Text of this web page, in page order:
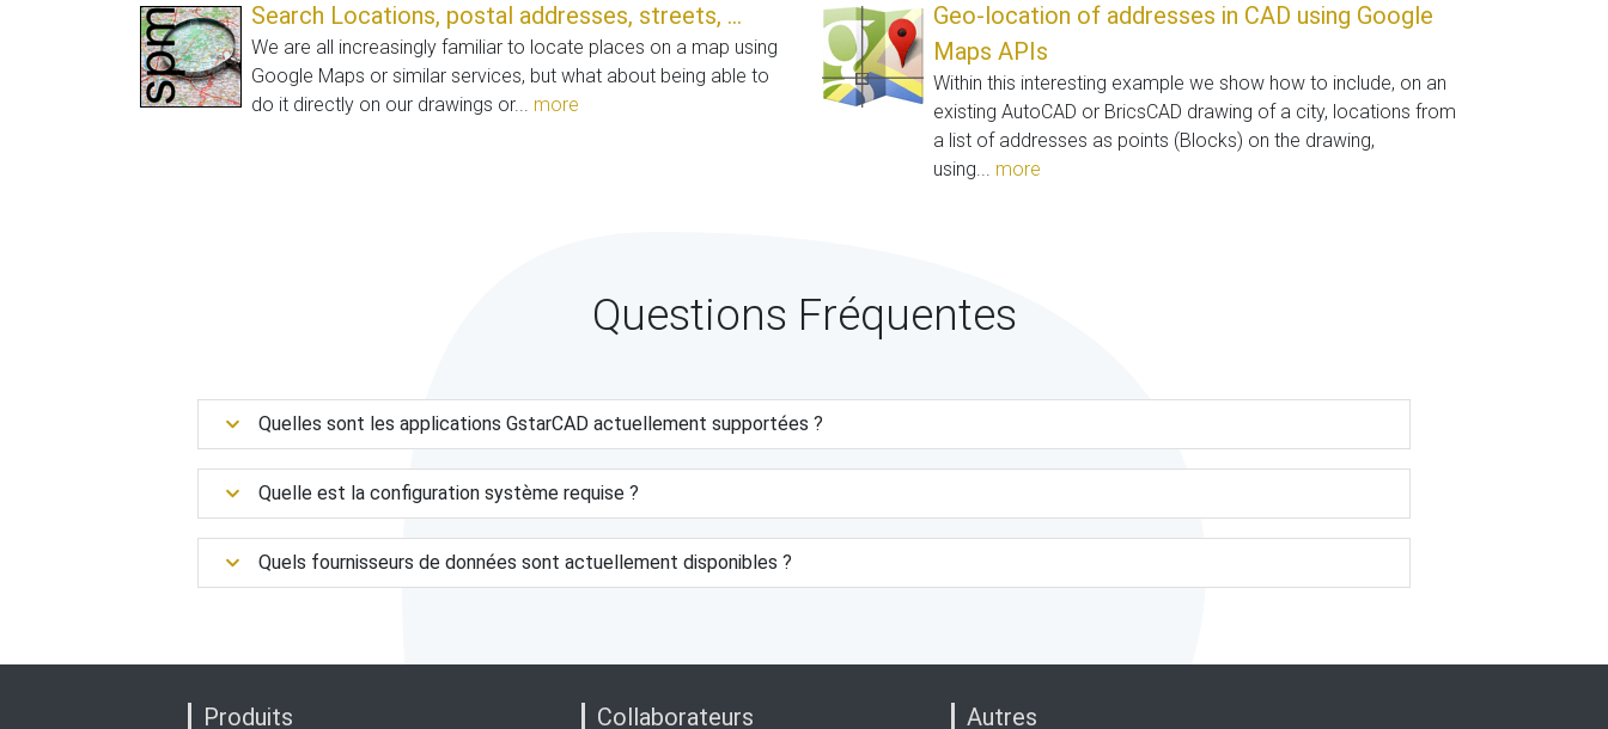
Search Locations, postal addresses, streets, ...
We are all increasingly familiar to locate places on a map using
Google Maps or similar services, but what about being able to
do it directly on our drawings or... more
Geo-location of addresses in CAD using Google
Maps APIs
Within this interesting example we show how to include, on an
existing AutoCAD or BricsCAD drawing of a city, locations from
a list of addresses as points (Blocks) on the drawing,
using... more
Questions Fréquentes
Quelles sont les applications GstarCAD actuellement supportées ?
Quelle est la configuration système requise ?
Quels fournisseurs de données sont actuellement disponibles ?
Produits Collaborateurs Autres